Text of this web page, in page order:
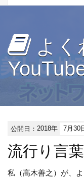
よく
公開日：2018年 7月30
流行り言
私（高木善之）が、